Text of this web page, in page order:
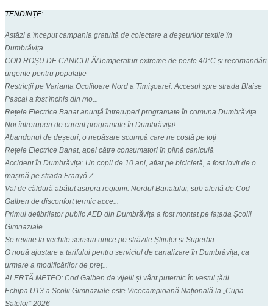
TENDINȚE:
Astăzi a început campania gratuită de colectare a deșeurilor textile în
Dumbrăvița
COD ROȘU DE CANICULĂ/Temperaturi extreme de peste 40°C și recomandări
urgente pentru populație
Restricții pe Varianta Ocolitoare Nord a Timișoarei: Accesul spre strada Blaise
Pascal a fost închis din mo...
Rețele Electrice Banat anunță întreruperi programate în comuna Dumbrăvița
Noi întreruperi de curent programate în Dumbrăvița!
Abandonul de deșeuri, o nepăsare scumpă care ne costă pe toți
Rețele Electrice Banat, apel către consumatori în plină caniculă
Accident în Dumbrăvița: Un copil de 10 ani, aflat pe bicicletă, a fost lovit de o
mașină pe strada Franyó Z...
Val de căldură abătut asupra regiunii: Nordul Banatului, sub alertă de Cod
Galben de disconfort termic acce...
Primul defibrilator public AED din Dumbrăvița a fost montat pe fațada Școlii
Gimnaziale
Se revine la vechile sensuri unice pe străzile Științei și Superba
O nouă ajustare a tarifului pentru serviciul de canalizare în Dumbrăvița, ca
urmare a modificărilor de preț...
ALERTĂ METEO: Cod Galben de vijelii și vânt puternic în vestul țării
Echipa U13 a Școlii Gimnaziale este Vicecampioană Națională la „Cupa
Satelor” 2026